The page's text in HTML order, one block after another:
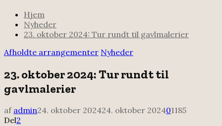
Hjem
Nyheder
23. oktober 2024: Tur rundt til gavlmalerier
Afholdte arrangementer Nyheder
23. oktober 2024: Tur rundt til
gavlmalerier
af admin24. oktober 202424. oktober 202401185
Del2